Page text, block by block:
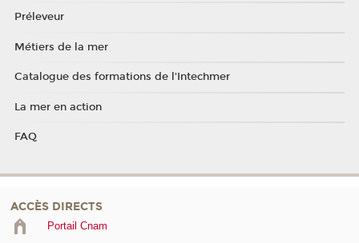
Préleveur
Métiers de la mer
Catalogue des formations de l'Intechmer
La mer en action
FAQ
ACCÈS DIRECTS
Portail Cnam